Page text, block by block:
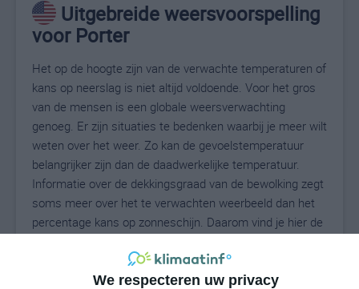
We respecteren uw privacy
Uitgebreide weersvoorspelling
voor Porter
Het op de hoogte zijn van de verwachte temperaturen of
kans op neerslag is niet altijd voldoende. Voor het gros
van de mensen is een globale weersverwachting
genoeg. Er zijn situaties te bedenken waarbij je meer wilt
weten over het weer. Zo kan de gevoelstemperatuur
belangrijker zijn dan de daadwerkelijke temperatuur.
Informatie over de dekkingsgraad van de bewolking zegt
soms meer over het te verwachten weerbeeld dan het
percentage kans op zonneschijn. Daarom vind je hier de